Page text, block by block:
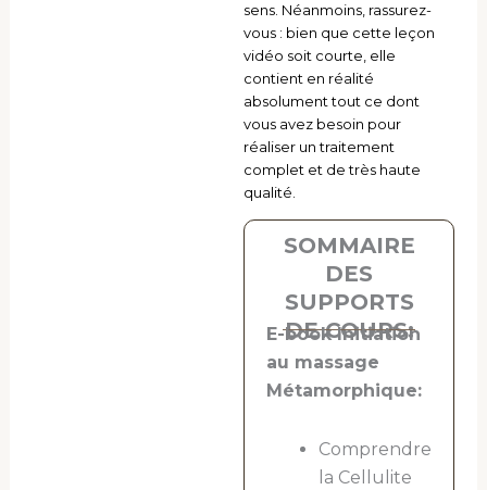
sens. Néanmoins, rassurez-
vous : bien que cette leçon
vidéo soit courte, elle
contient en réalité
absolument tout ce dont
vous avez besoin pour
réaliser un traitement
complet et de très haute
qualité.
SOMMAIRE
DES
SUPPORTS
DE COURS:
E-book Initiation
au massage
Métamorphique:
Comprendre
la Cellulite